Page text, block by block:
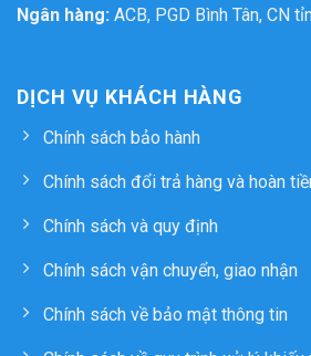
Ngân hàng: ACB, PGD Bình Tân, CN
DỊCH VỤ KHÁCH HÀNG
Chính sách bảo hành
Chính sách đổi trả hàng và hoàn
Chính sách và quy định
Chính sách vận chuyển, giao nhận
Chính sách về bảo mật thông tin